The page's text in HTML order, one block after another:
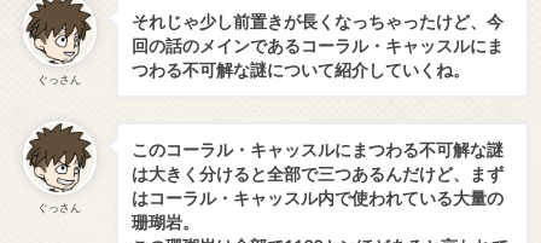
ぐっさん
それじゃ少し前置きが長くなっちゃったけど、今
回の話のメインであるコーラル・キャッスルにま
つわる不可解な謎について紹介していくね。
ぐっさん
このコーラル・キャッスルにまつわる不可解な謎
は大きく分けると全部で三つあるんだけど、まず
はコーラル・キャッスル内で使われている大量の
珊瑚岩。